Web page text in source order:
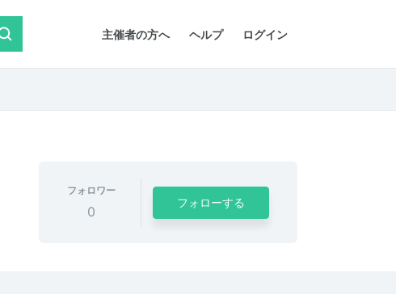
主催者の方へ ヘルプ ログイン
フォロワー
0
フォローする